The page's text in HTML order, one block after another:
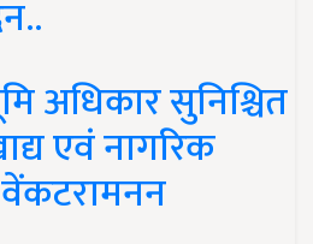
अधिकार सुनिश्चित
एवं नागरिक
वेंकटरामनन